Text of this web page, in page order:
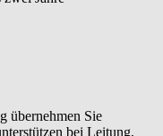
übernehmen Sie
bei Leitung,